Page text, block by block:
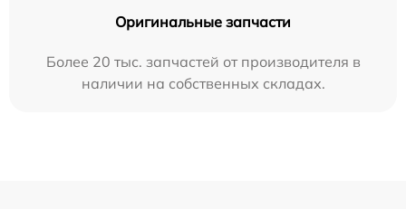
Оригинальные запчасти
Более 20 тыс. запчастей от производителя в
наличии на собственных складах.